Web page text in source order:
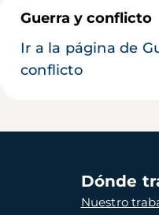
Guerra y conflicto
Ir a la página de
conflicto
Dónde
Nuestro